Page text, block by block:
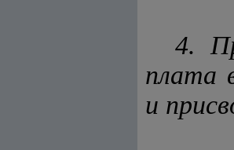
4.
плата
и